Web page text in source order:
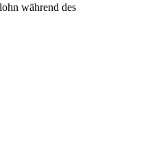
während des